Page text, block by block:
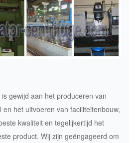
gewijd aan het produceren van
het uitvoeren van faciliteitenbouw,
kwaliteit en tegelijkertijd het
product. Wij zijn geëngageerd om